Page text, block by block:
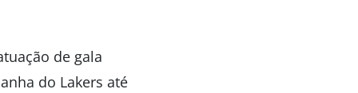
de gala
do Lakers até